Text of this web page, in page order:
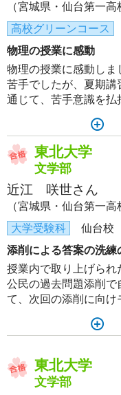
（宮城県・仙台第一高
高校グリーンコース
物理の授業に感動
物理の授業に感動し
苦手でしたが、夏期
通じて、苦手意識を
解く思考のエッセン
る学習効率も向上した
東北大学
文学部
近江 咲世さん
（宮城県・仙台第一高
大学受験科
仙台校
添削による答案の洗練
授業内で取り上げら
公民の過去問題添削で
て、次回の添削に向け
東北大学
文学部